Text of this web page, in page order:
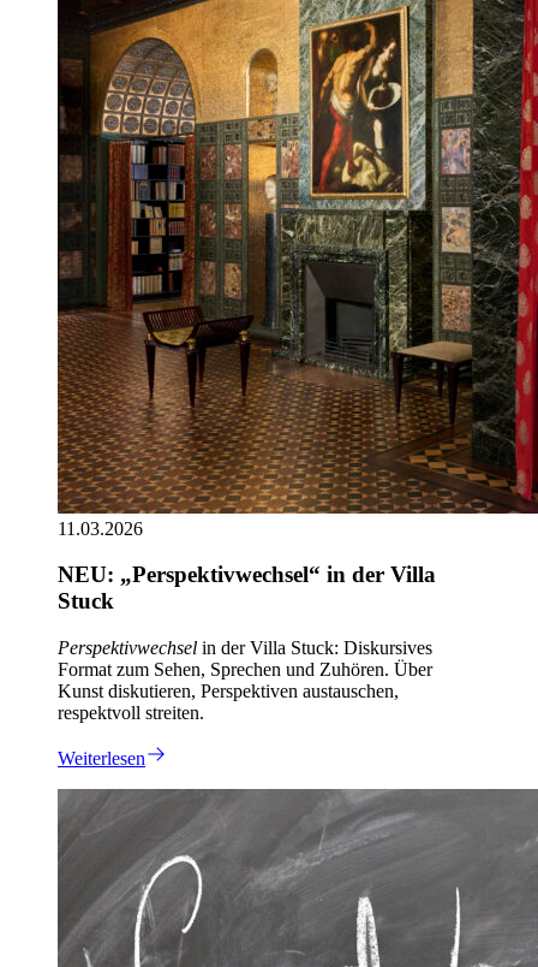
11.03.2026
NEU: „Perspektivwechsel“ in der Villa
Stuck
Perspektivwechsel in der Villa Stuck: Diskursives
Format zum Sehen, Sprechen und Zuhören. Über
Kunst diskutieren, Perspektiven austauschen,
respektvoll streiten.
Weiterlesen